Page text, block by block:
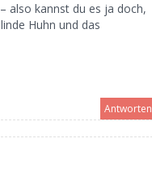
also kannst du es ja doch,
Huhn und das
Antworten